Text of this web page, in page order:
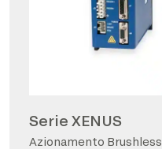
Serie XENUS
Azionamento Brushless